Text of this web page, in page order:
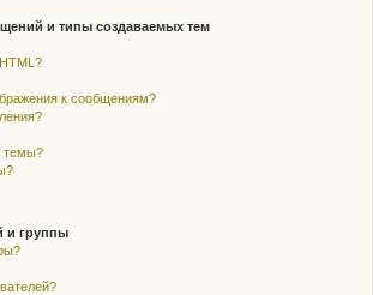
и типы создаваемых тем
к сообщениям?
темы?
и группы